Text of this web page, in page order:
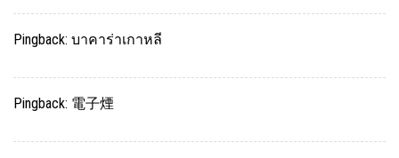
Pingback: บาคาร่าเกาหลี
Pingback: 電子煙